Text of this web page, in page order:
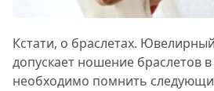
Кстати, о браслетах.
допускает ношение браслетов
необходимо помнить